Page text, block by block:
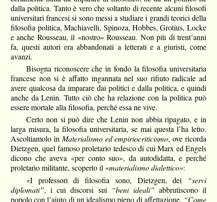
dalla politica. Tanto è vero che soltanto di recente alcuni filosofi
universitari francesi si sono messi a studiare i grandi teorici della
filosofia politica, Machiavelli, Spinoza, Hobbes, Grotius, Locke
e anche Rousseau, il «nostro» Rousseau. Non più di trent’anni
fa, questi autori era abbandonati a letterati e a giuristi, come
avanzi.
Bisogna riconoscere che in fondo la filosofia universitaria
francese non si è affatto ingannata nel suo rifiuto radicale ad
avere qualcosa da imparare dai politici e dalla politica, e quindi
anche da Lenin. Tutto ciò che ha relazione con la politica può
essere mortale alla filosofia, perché essa ne vive.
Certo non si può dire che Lenin non abbia ripagato, e in
larga misura, la filosofia universitaria, se mai questa l’ha letto.
Ascoltiamolo inMaterialismo ed empiriocriticismo, ove ricorda
Dietzgen, quel famoso proletario tedesco di cui Marx ed Engels
dicono che aveva «per conto suo», da autodidatta, e perché
proletario militante, scoperto il «materialismo dialettico»:
«I professori di filosofia sono, Dietzgen, dei “servi
diplomati”, i cui discorsi sui “beni ideali” abbrutiscono il
popolo con l’aiuto di un idealismo pieno di affettazione. “Come